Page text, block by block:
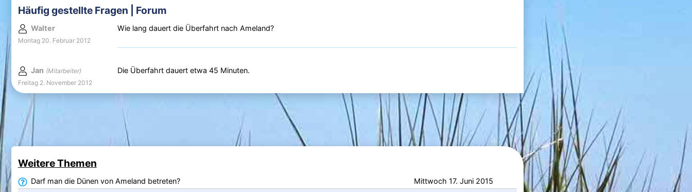
Häufig gestellte Fragen | Forum
Walter
Montag 20. Februar 2012
Wie lang dauert die Überfahrt nach Ameland?
Jan (Mitarbeiter)
Freitag 2. November 2012
Die Überfahrt dauert etwa 45 Minuten.
Weitere Themen
Darf man die Dünen von Ameland betreten?
Mittwoch 17. Juni 2015